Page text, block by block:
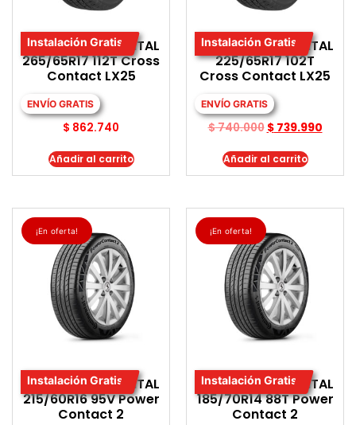
Instalación Gratis
LLANTA CONTINENTAL
265/65R17 112T Cross
Contact LX25
ENVÍO GRATIS
$ 862.740
Añadir al carrito
Instalación Gratis
LLANTA CONTINENTAL
225/65R17 102T
Cross Contact LX25
ENVÍO GRATIS
$740.000 $739.990
Añadir al carrito
¡En oferta!
Instalación Gratis
LLANTA CONTINENTAL
215/60R16 95V Power
Contact 2
¡En oferta!
Instalación Gratis
LLANTA CONTINENTAL
185/70R14 88T Power
Contact 2